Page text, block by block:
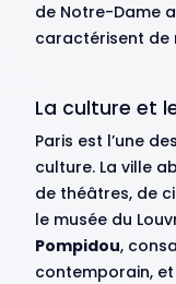
de Notre-Dame
caractérisent de
La culture et
Paris est l’une
culture. La ville
de théâtres, de
le musée du
Pompidou,
contemporain,